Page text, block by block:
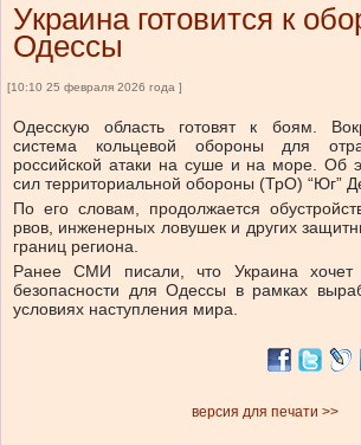
Украина готовится к
Одессы
[10:10 25 февраля 2026 года ]
Одесскую область готовят к боям.
система кольцевой обороны для
российской атаки на суше и на море. Об
сил территориальной обороны (ТрО) “Юг”
По его словам, продолжается
рвов, инженерных ловушек и других
границ региона.
Ранее СМИ писали, что Украина хочет
безопасности для Одессы в рамках
условиях наступления мира.
версия для печати >>